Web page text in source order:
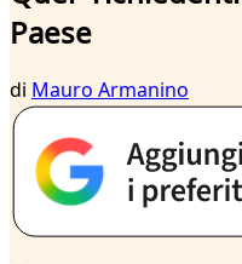
Paese
di Mauro Armanino